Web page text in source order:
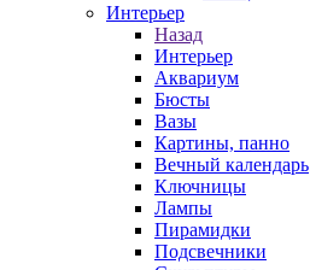
Интерьер
Назад
Интерьер
Аквариум
Бюсты
Вазы
Картины, панно
Вечный календарь
Ключницы
Лампы
Пирамидки
Подсвечники